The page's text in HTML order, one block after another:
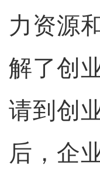
力资源
解了创
请到创
后，企